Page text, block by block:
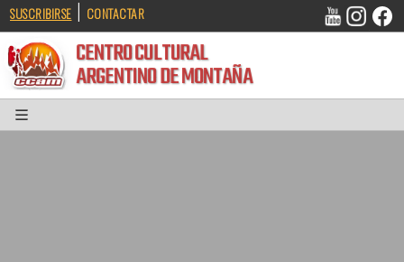
SUSCRIBIRSE | CONTACTAR
CENTRO CULTURAL
ARGENTINO DE MONTAÑA